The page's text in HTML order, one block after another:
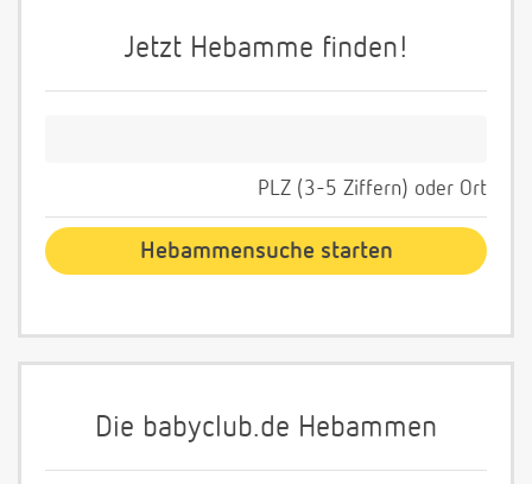
Jetzt Hebamme finden!
PLZ (3-5 Ziffern) oder Ort
Die babyclub.de Hebammen